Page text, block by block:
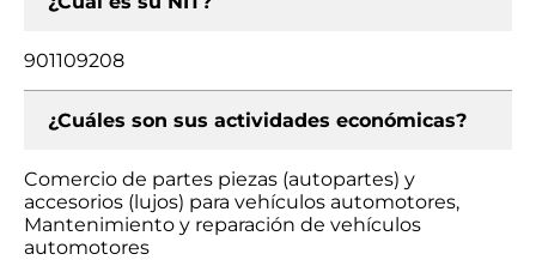
901109208
¿Cuáles son sus actividades económicas?
Comercio de partes piezas (autopartes) y
accesorios (lujos) para vehículos automotores,
Mantenimiento y reparación de vehículos
automotores